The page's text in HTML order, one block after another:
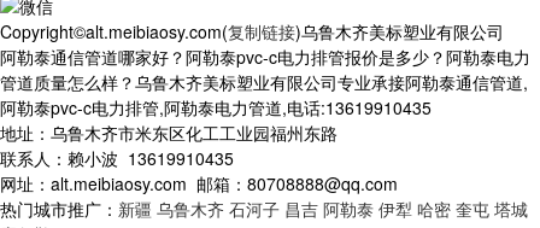
Copyright©alt.meibiaosy.com(复制链接)乌鲁木齐美标塑业有限公司
阿勒泰通信管道哪家好？阿勒泰pvc-c电力排管报价是多少？阿勒泰电力
管道质量怎么样？乌鲁木齐美标塑业有限公司专业承接阿勒泰通信管道,
阿勒泰pvc-c电力排管,阿勒泰电力管道,电话:13619910435
地址：乌鲁木齐市米东区化工工业园福州东路
联系人：赖小波 13619910435
网址：alt.meibiaosy.com 邮箱：80708888@qq.com
热门城市推广： 新疆 乌鲁木齐 石河子 昌吉 阿勒泰 伊犁 哈密 奎屯 塔城